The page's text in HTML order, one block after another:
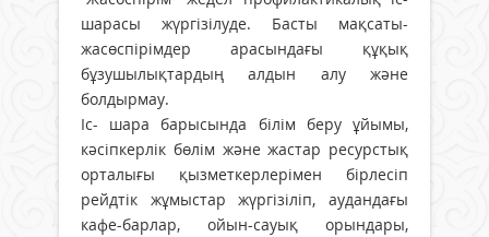
шарасы жүргізілуде. Басты мақсаты-
жасөспірімдер арасындағы құқық
бұзушылықтардың алдын алу және
болдырмау.
Іс- шара барысында білім беру ұйымы,
кәсіпкерлік бөлім және жастар ресурстық
орталығы қызметкерлерімен бірлесіп
рейдтік жұмыстар жүргізіліп, аудандағы
кафе-барлар, ойын-сауық орындары,